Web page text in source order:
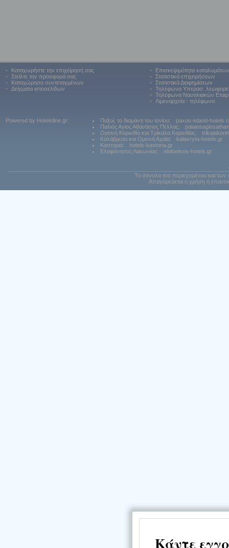
•
Καταχωρήστε την επιχείρησή σας
•
Στείλτε την προσφορά σας
•
Καταχώρηση συντεταγμένων
•
Δείγματα ιστοσελίδων
•
Επισκεψιμότητα καταλυμάτων
•
Στατιστικά επιχειρήσεων
•
Στατιστικά Διαφημίσεων
•
Τηλέφωνα Υπερασ.
•
Τηλέφωνα Ναυτιλιακών
•
Λιμεναρχεία - τηλέφωνα
Powered by Hotelsline.gr: Παξοί, το διαμάντι του Ιονίου:
paxos-island-
Παλιός Αγιος Αθανάσιος Πέλλας:
Ορεινή Κορινθία και Τρίκαλα Κορινθίας:
Καλάβρυτα και Ορεινή Αχαϊα:
kalavryta-hotels.gr
Καστοριά:
hotels-kastoria.gr
Ελαφόνησος Λακωνίας:
elafonisos-hotels.gr
Το σύνολο του περιεχομένου και των
Απαγορεύεται η χρήση ή